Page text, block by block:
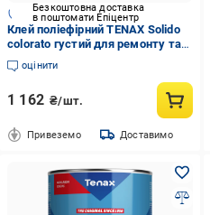
Безкоштовна доставка
в поштомати Епіцентр
Клей поліефірний TENAX Solido
colorato густий для ремонту та
шпаклювання каменю 1 л
Коричневий (004139-5)
оцінити
1 162 ₴/шт.
Привеземо Доставимо